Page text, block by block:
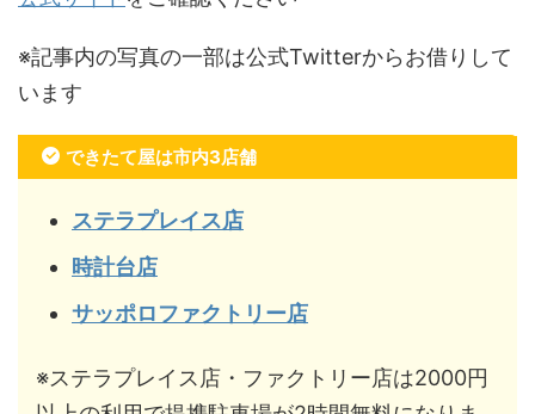
※記事内の写真の一部は公式Twitterからお借りして
います
できたて屋は市内3店舗
ステラプレイス店
時計台店
サッポロファクトリー店
※ステラプレイス店・ファクトリー店は2000円